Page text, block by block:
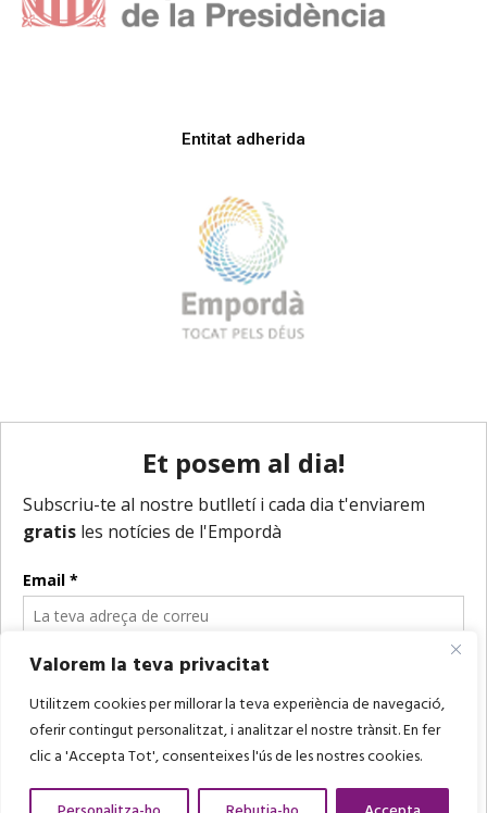
Valorem la teva privacitat
Utilitzem cookies per millorar la teva experiència de navegació,
oferir contingut personalitzat, i analitzar el nostre trànsit. En fer
clic a 'Accepta Tot', consenteixes l'ús de les nostres cookies.
Entitat adherida